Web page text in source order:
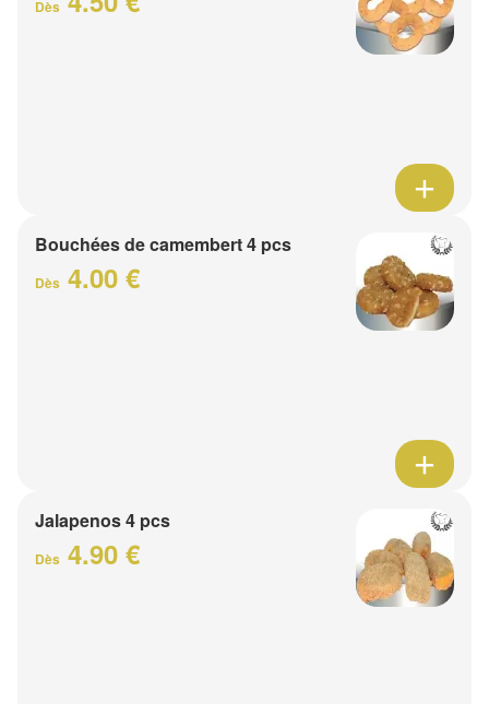
Dès
Bouchées de camembert 4 pcs
Dès 4.00 €
Jalapenos 4 pcs
Dès 4.90 €